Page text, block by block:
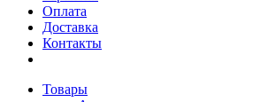
Оплата
Доставка
Контакты
Товары